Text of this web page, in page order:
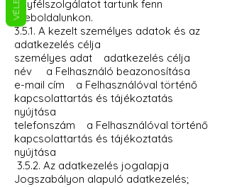
ügyfélszolgálatot tartunk fenn
Weboldalunkon.
3.5.1. A kezelt személyes adatok és az
adatkezelés célja
személyes adat adatkezelés célja
név a Felhasználó beazonosítása
e-mail cím a Felhasználóval történő
kapcsolattartás és tájékoztatás
nyújtása
telefonszám a Felhasználóval történő
kapcsolattartás és tájékoztatás
nyújtása
3.5.2. Az adatkezelés jogalapja
Jogszabályon alapuló adatkezelés;